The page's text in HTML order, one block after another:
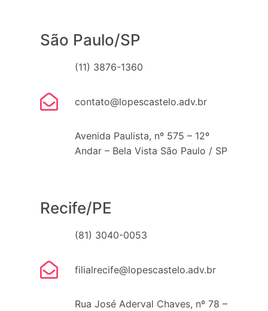
São Paulo/SP
(11) 3876-1360
contato@lopescastelo.adv.br
Avenida Paulista, nº 575 – 12º
Andar – Bela Vista São Paulo / SP
Recife/PE
(81) 3040-0053
filialrecife@lopescastelo.adv.br
Rua José Aderval Chaves, nº 78 –